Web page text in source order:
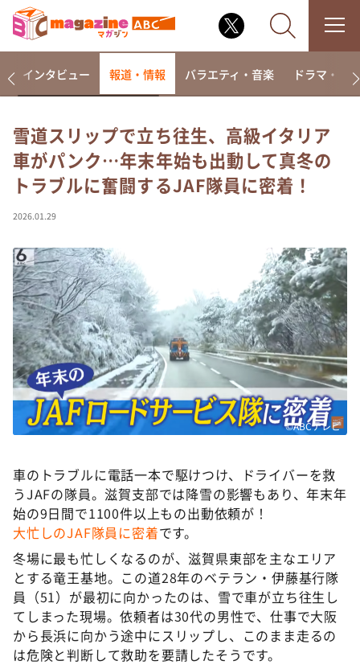
なるみ・岡村の過ぎるTV
相席食堂
これ余談なんですけど・・・
て真剣です
探偵！ナイトスクープ
news おかえり
河合＆A.B.C-Z塚田×福井アナ「なんでやねん！？」
（news おかえり）
DAIGOも台所 ～きょうの献立 何にする？～
本日はダイアンなり！シーズン２
朝だ！生です旅サラダ
ＬＩＦＥ～夢のカタチ～
新婚さんいらっしゃい！
ポツンと一軒家
ザキ山小屋本館
ぺこぱのまるスポ
アナ回覧板
インタビュー 報道・情報 バラエティ・音楽 ドラマ・映画
雪道スリップで立ち往生、高級イタリア
車がパンク…年末年始も出動して真冬の
トラブルに奮闘するJAF隊員に密着！
2026.01.29
©ABCテレビ
車のトラブルに電話一本で駆けつけ、ドライバーを救
うJAFの隊員。滋賀支部では降雪の影響もあり、年末年
始の9日間で1100件以上もの出動依頼が！
大忙しのJAF隊員に密着です。
冬場に最も忙しくなるのが、滋賀県東部を主なエリア
とする竜王基地。この道28年のベテラン・伊藤基行隊
員（51）が最初に向かったのは、雪で車が立ち往生し
てしまった現場。依頼者は30代の男性で、仕事で大阪
から長浜に向かう途中にスリップし、このまま走るの
は危険と判断して救助を要請したそうです。